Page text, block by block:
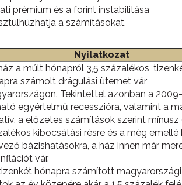
prémium és a forint instabilitása
a számításokat.
Nyilatkozat
a múlt hónapról 3,5 százalékos,
számolt drágulási ütemet vár
Tekintettel azonban a
egyértelmű recesszióra, valamint a
a előzetes számítások szerint mínusz
kibocsátási résre és a még emellé
bázishatásokra, a ház innen már
vár.
hónapra számított